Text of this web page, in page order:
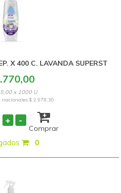
X 400 C. LAVANDA SUPERST
x 1000 U
nacionales$ 2.978,30
+ -
Comprar
: 0